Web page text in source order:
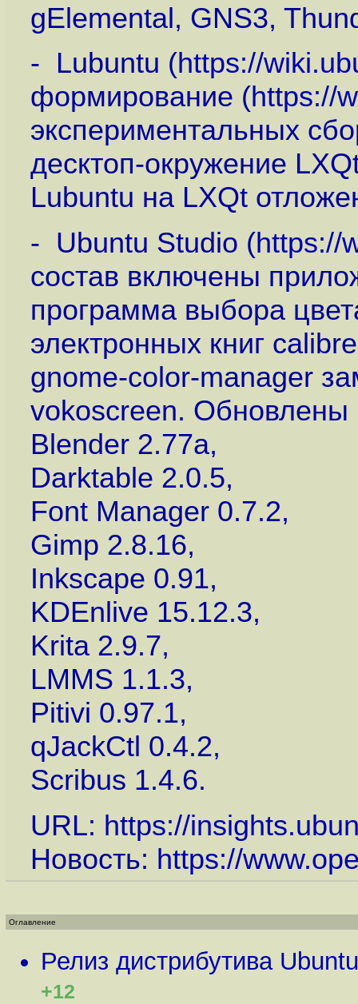
gElemental, GNS3,
- Lubuntu (https://
формирование (https://
экспериментальных
десктоп-окружение
Lubuntu на LXQt
- Ubuntu Studio (https://
состав включены
программа выбора
электронных книг
gnome-color-manager
vokoscreen. Обновлены
Blender 2.77a,
Darktable 2.0.5,
Font Manager 0.7.2,
Gimp 2.8.16,
Inkscape 0.91,
KDEnlive 15.12.3,
Krita 2.9.7,
LMMS 1.1.3,
Pitivi 0.97.1,
qJackCtl 0.4.2,
Scribus 1.4.6.
URL: https://
Новость: https://
Оглавление
Релиз дистрибутива
+12